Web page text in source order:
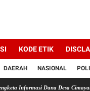
KODE ETIK
DAERAH NASIONAL
Desa Cimayang Berujung ke